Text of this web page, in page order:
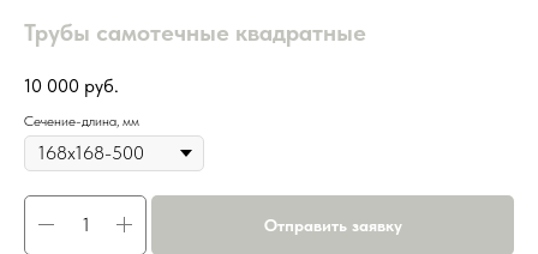
Трубы самотечные квадратные
10 000 руб.
Сечение-длина, мм
Отправить заявку